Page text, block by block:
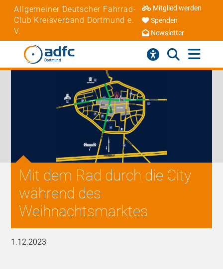
Allgemeiner Deutscher Fahrrad-
Club Kreisverband Dortmund e.
V.
Mitglied werden
Spenden
Newsletter
Mit dem Rad durch die City
während des
Weihnachtsmarktes
1.12.2023